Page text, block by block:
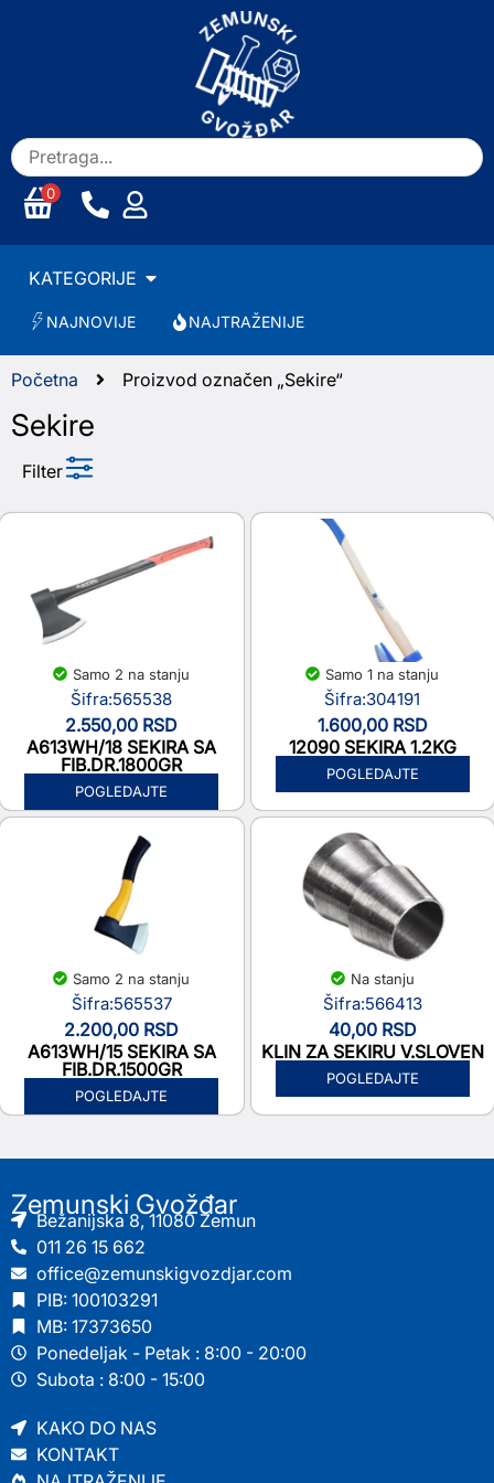
0
KATEGORIJE
NAJNOVIJE NAJTRAŽENIJE
Početna Proizvod označen „Sekire“
Sekire
Filter
Samo 2 na stanju
Šifra:565538
A613WH/18 SEKIRA SA
FIB.DR.1800GR
2.550,00 RSD
POGLEDAJTE
Samo 1 na stanju
Šifra:304191
12090 SEKIRA 1.2KG
1.600,00 RSD
POGLEDAJTE
Samo 2 na stanju
Šifra:565537
A613WH/15 SEKIRA SA
FIB.DR.1500GR
2.200,00 RSD
POGLEDAJTE
Na stanju
Šifra:566413
KLIN ZA SEKIRU V.SLOVEN
40,00 RSD
POGLEDAJTE
Zemunski Gvožđar
Bežanijska 8, 11080 Zemun
011 26 15 662
office@zemunskigvozdjar.com
PIB: 100103291
MB: 17373650
Ponedeljak - Petak : 8:00 - 20:00
Subota : 8:00 - 15:00
KAKO DO NAS
KONTAKT